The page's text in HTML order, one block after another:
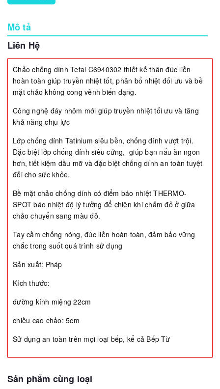
Mô tả
Liên Hệ
Chảo chống dính Tefal C6940302 thiết kế thân đúc liền
hoàn toàn giúp truyền nhiệt tốt, phân bổ nhiệt đối ưu và bề
mặt chảo không cong vênh biến dạng.
Công nghệ đáy nhôm mới giúp truyền nhiệt tối ưu và tăng
khả năng chịu lực
Lớp chống dính Tatinium siêu bền, chống dính vượt trội.
Đặc biệt lớp chống dính siêu cứng, giúp bạn nấu ăn ngon
hơn, tiết kiệm dầu mỡ và đặc biệt chống dính an toàn tuyệt
đối cho sức khỏe.
Bề mặt chảo chống dính có điểm báo nhiệt THERMO-
SPOT báo nhiệt độ lý tưởng để chiên khi chấm đỏ ở giữa
chảo chuyển sang màu đỏ.
Tay cầm chống nóng, đúc liền hoàn toàn, đảm bảo vững
chắc trong suốt quá trình sử dụng
Sản xuất: Pháp
Kích thước:
đường kính miệng 22cm
chiều cao chảo: 5cm
Sử dụng an toàn trên mọi loại bếp, kể cả Bếp Từ
Sản phẩm cùng loại